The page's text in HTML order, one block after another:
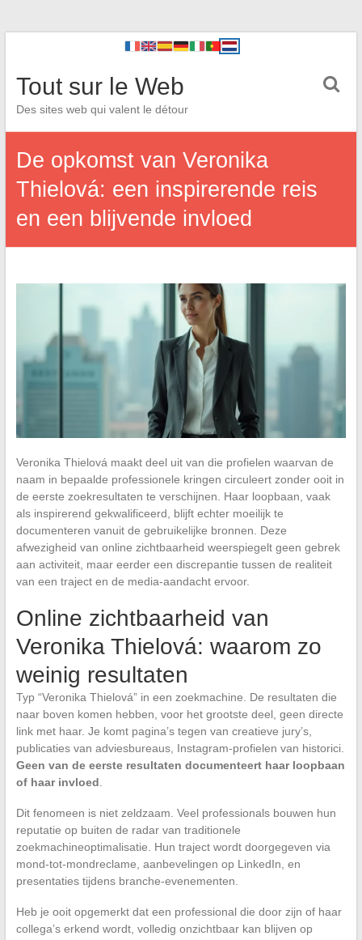
Tout sur le Web
Des sites web qui valent le détour
De opkomst van Veronika
Thielová: een inspirerende reis
en een blijvende invloed
Veronika Thielová maakt deel uit van die profielen waarvan de
naam in bepaalde professionele kringen circuleert zonder ooit in
de eerste zoekresultaten te verschijnen. Haar loopbaan, vaak
als inspirerend gekwalificeerd, blijft echter moeilijk te
documenteren vanuit de gebruikelijke bronnen. Deze
afwezigheid van online zichtbaarheid weerspiegelt geen gebrek
aan activiteit, maar eerder een discrepantie tussen de realiteit
van een traject en de media-aandacht ervoor.
Online zichtbaarheid van
Veronika Thielová: waarom zo
weinig resultaten
Typ “Veronika Thielová” in een zoekmachine. De resultaten die
naar boven komen hebben, voor het grootste deel, geen directe
link met haar. Je komt pagina’s tegen van creatieve jury’s,
publicaties van adviesbureaus, Instagram-profielen van historici.
Geen van de eerste resultaten documenteert haar loopbaan
of haar invloed
Dit fenomeen is niet zeldzaam. Veel professionals bouwen hun
reputatie op buiten de radar van traditionele
zoekmachineoptimalisatie. Hun traject wordt doorgegeven via
mond-tot-mondreclame, aanbevelingen op LinkedIn, en
presentaties tijdens branche-evenementen.
Heb je ooit opgemerkt dat een professional die door zijn of haar
collega’s erkend wordt, volledig onzichtbaar kan blijven op